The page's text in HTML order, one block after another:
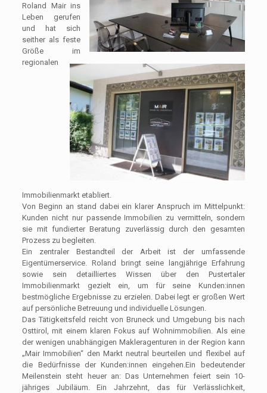
Roland Mair ins
Leben gerufen
und hat sich
seither als feste
Größe im
regionalen
Immobilienmarkt etabliert.
Von Beginn an stand dabei ein klarer Anspruch im Mittelpunkt:
Kunden nicht nur passende Immobilien zu vermitteln, sondern
sie mit fundierter Beratung zuverlässig durch den gesamten
Prozess zu begleiten.
Ein zentraler Bestandteil der Arbeit ist der umfassende
Eigentümerservice. Roland bringt seine langjährige Erfahrung
sowie sein detailliertes Wissen über den Pustertaler
Immobilienmarkt gezielt ein, um für seine Kunden:innen
bestmögliche Ergebnisse zu erzielen. Dabei legt er großen Wert
auf persönliche Betreuung und individuelle Lösungen.
Das Tätigkeitsfeld reicht von Bruneck und Umgebung bis nach
Osttirol, mit einem klaren Fokus auf Wohnimmobilien. Als eine
der wenigen unabhängigen Makleragenturen in der Region kann
„Mair Immobilien“ den Markt neutral beurteilen und flexibel auf
die Bedürfnisse der Kunden:innen eingehen.Ein bedeutender
Meilenstein steht heuer an: Das Unternehmen feiert sein 10-
jähriges Jubiläum. Ein Jahrzehnt, das für Verlässlichkeit,